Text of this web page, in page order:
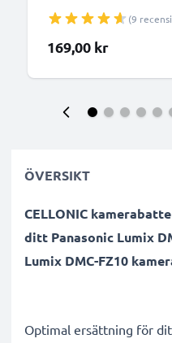
Kamerabatterier från
(9
169,00 kr
ÖVERSIKT
CELLONIC
ditt Panasonic Lumix
Lumix DMC-FZ10
Optimal ersättning för